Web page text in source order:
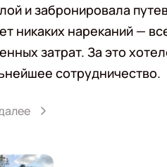
и забронировала
никаких нареканий —
затрат. За это
сотрудничество.